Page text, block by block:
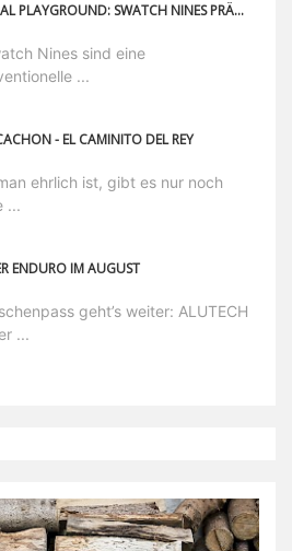
A GLOBAL PLAYGROUND: SWATCH NINES PRÄSENTIERT SEINEN KALENDER 2026
Nines sind eine
...
- EL CAMINITO DEL REY
ehrlich ist, gibt es nur noch
...
ENDURO IM AUGUST
geht’s weiter: ALUTECH
...